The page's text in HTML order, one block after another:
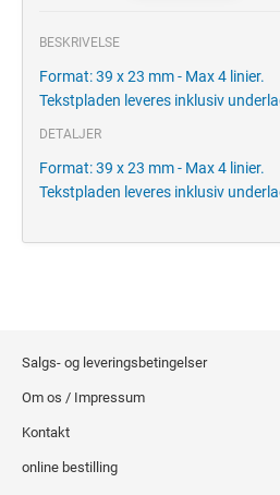
BESKRIVELSE
Format: 39 x 23 mm - Max 4 linier.
Tekstpladen leveres inklusiv
DETALJER
Format: 39 x 23 mm - Max 4 linier.
Tekstpladen leveres inklusiv
Salgs- og leveringsbetingelser
Om os / Impressum
Kontakt
online bestilling